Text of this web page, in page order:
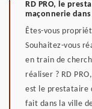
RD PRO, le
maçonnerie
Êtes-vous
Souhaitez-vous
en train de
réaliser ? RD
est le prestataire
fait dans la ville